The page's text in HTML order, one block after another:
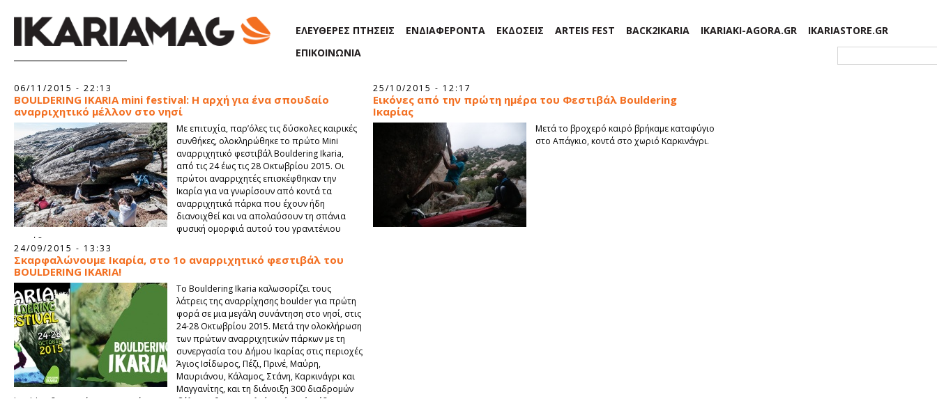
ΕΛΕΥΘΕΡΕΣ ΠΤΗΣΕΙΣ ΕΝΔΙΑΦΕΡΟΝΤΑ ΕΚΔΟΣΕΙΣ ARTEIS FEST BACK2IKARIA IKARIAKI-AGORA.GR
IKARIASTORE.GR
ΕΠΙΚΟΙΝΩΝΙΑ
06/11/2015 - 22:13
BOULDERING IKARIA mini festival: Η αρχή για ένα σπουδαίο
αναρριχητικό μέλλον στο νησί
Mε επιτυχία, παρ’όλες τις δύσκολες καιρικές
συνθήκες, ολοκληρώθηκε το πρώτο Mini
αναρριχητικό φεστιβάλ Bouldering Ikaria,
από τις 24 έως τις 28 Οκτωβρίου 2015. Οι
πρώτοι αναρριχητές επισκέφθηκαν την
Ικαρία για να γνωρίσουν από κοντά τα
αναρριχητικά πάρκα που έχουν ήδη
διανοιχθεί και να απολαύσουν τη σπάνια
φυσική ομορφιά αυτού του γρανιτένιου
παράδεισου.
25/10/2015 - 12:17
Εικόνες από την πρώτη ημέρα του Φεστιβάλ Bouldering
Ικαρίας
Μετά το βροχερό καιρό βρήκαμε καταφύγιο
στο Απάγκιο, κοντά στο χωριό Καρκινάγρι.
24/09/2015 - 13:33
Σκαρφαλώνουμε Ικαρία, στο 1ο αναρριχητικό φεστιβάλ του
BOULDERING IKARIA!
To Βοuldering Ikaria καλωσορίζει τους
λάτρεις της αναρρίχησης boulder για πρώτη
φορά σε μια μεγάλη συνάντηση στο νησί, στις
24-28 Οκτωβρίου 2015. Μετά την ολοκλήρωση
των πρώτων αναρριχητικών πάρκων με τη
συνεργασία του Δήμου Ικαρίας στις περιοχές
Άγιος Ισίδωρος, Πέζι, Πρινέ, Μαύρη,
Μαυριάνου, Κάλαμος, Στάνη, Καρκινάγρι και
Μαγγανίτης, και τη διάνοιξη 300 διαδρομών
boulder, διοργανώνεται το πρώτο φεστιβάλ που θα προσελκύσει ένα νέο είδος